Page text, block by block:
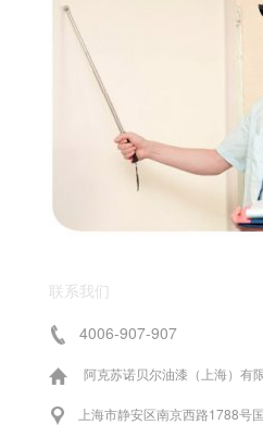
联系我们
4006-907-907
阿克苏诺贝尔油漆（上海）有
上海市静安区南京西路1788号